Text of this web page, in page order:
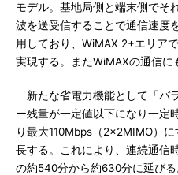
モデル。基地局側と端末側でそ
波を送受信することで通信速度
用しており、WiMAX 2+エリア
実現する。またWiMAXの通信に
新たな省電力機能として「バ
ー残量が一定値以下になり一定
り最大110Mbps（2×2MIMO）
長する。これにより、連続通信
の約540分から約630分に延び